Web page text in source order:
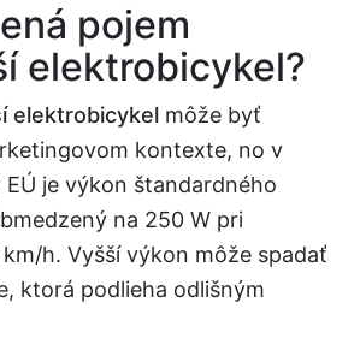
pojem
elektrobicykel?
elektrobicykel môže byť
kontexte, no v
je výkon štandardného
na 250 W pri
h. Vyšší výkon môže spadať
ktorá podlieha odlišným